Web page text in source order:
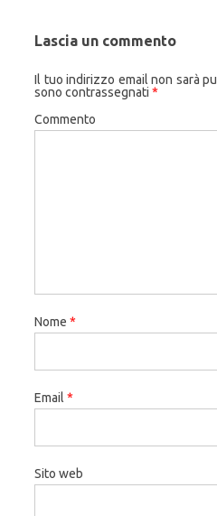
Lascia un commento
Il tuo indirizzo email non sarà
sono contrassegnati *
Commento
Nome *
Email *
Sito web